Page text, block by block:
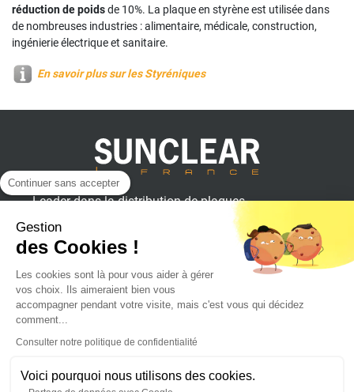
réduction de poidsde 10%. La plaque en styrène est utilisée dans
de nombreuses industries : alimentaire, médicale, construction,
ingénierie électrique et sanitaire.
En savoir plus sur les Styréniques
Leader dans la distribution de plaques
plastiques, aluminium et composites
pour professionnels.
SUNCLEAR France
Achat en ligne
Continuer sans accepter
Gestion
des Cookies !
Les cookies sont là pour vous aider à gérer
vos choix. Ils aimeraient bien vous
accompagner pendant votre visite, mais c'est vous qui décidez
comment...
Consulter notre politique de confidentialité
Voici pourquoi nous utilisons des cookies.